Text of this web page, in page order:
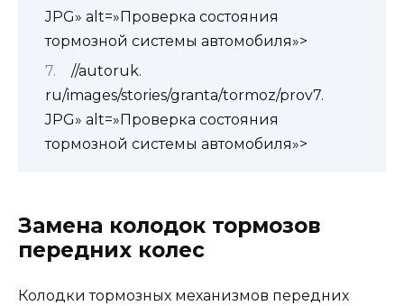
JPG» alt=»Проверка состояния
тормозной системы автомобиля»>
//autoruk.
ru/images/stories/granta/tormoz/prov7.
JPG» alt=»Проверка состояния
тормозной системы автомобиля»>
Замена колодок тормозов
передних колес
Колодки тормозных механизмов передних